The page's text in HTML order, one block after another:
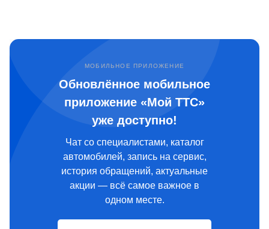
МОБИЛЬНОЕ ПРИЛОЖЕНИЕ
Обновлённое мобильное
приложение «Мой ТТС»
уже доступно!
Чат со специалистами, каталог
автомобилей, запись на сервис,
история обращений, актуальные
акции — всё самое важное в
одном месте.